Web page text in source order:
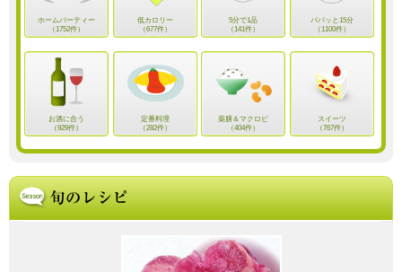
ホームパーティー
（1752件）
低カロリー
（677件）
5分で1品
（141件）
パパッと15分
（1100件）
お酒に合う
（929件）
定番料理
（282件）
薬膳＆マクロビ
（404件）
スイーツ
（767件）